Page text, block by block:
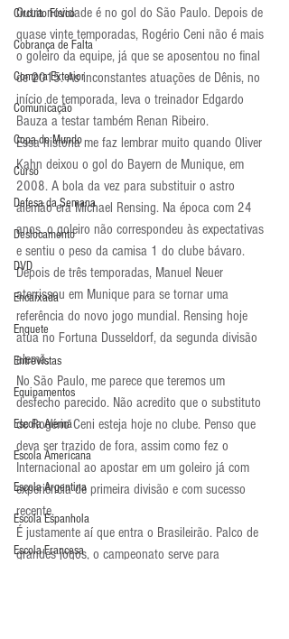
Circuito Físico
Cobrança de Falta
Compra Exterior
Comunicação
Copa do Mundo
Curso
Defesa da Semana
Deslocamento
DVD
Encaixada
Enquete
Entrevistas
Equipamentos
Escola Alemã
Escola Americana
Escola Argentina
Escola Espanhola
Escola Francesa
Outra novidade é no gol do São Paulo. Depois de
quase vinte temporadas, Rogério Ceni não é mais
o goleiro da equipe, já que se aposentou no final
de 2015. As inconstantes atuações de Dênis, no
início de temporada, leva o treinador Edgardo
Bauza a testar também Renan Ribeiro.
Essa história me faz lembrar muito quando Oliver
Kahn deixou o gol do Bayern de Munique, em
2008. A bola da vez para substituir o astro
alemão era Michael Rensing. Na época com 24
anos, o goleiro não correspondeu às expectativas
e sentiu o peso da camisa 1 do clube bávaro.
Depois de três temporadas, Manuel Neuer
aterrissou em Munique para se tornar uma
referência do novo jogo mundial. Rensing hoje
atua no Fortuna Dusseldorf, da segunda divisão
alemã.
No São Paulo, me parece que teremos um
desfecho parecido. Não acredito que o substituto
de Rogério Ceni esteja hoje no clube. Penso que
deva ser trazido de fora, assim como fez o
Internacional ao apostar em um goleiro já com
experiência de primeira divisão e com sucesso
recente.
É justamente aí que entra o Brasileirão. Palco de
grandes jogos, o campeonato serve para